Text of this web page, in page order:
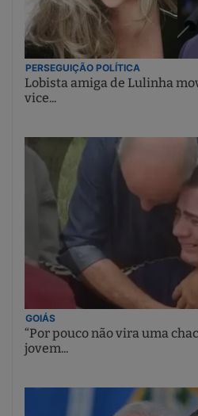
PERSEGUIÇÃO POLÍTICA
Lobista amiga de Lulinha
vice...
GOIÁS
“Por pouco não vira uma
jovem...